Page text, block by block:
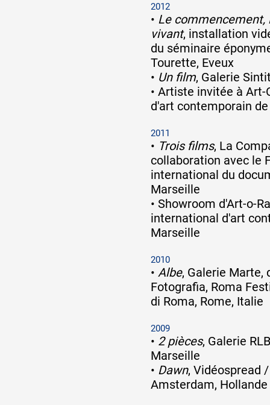
Année par année
Collection vidéos
Candidater
2012
• Le commencement,
vivant, installation
du séminaire
Tourette, Eveux
• Un film, Galerie
• Artiste invitée à Art-
d'art contemporain
2011
• Trois films, La
collaboration avec le
international du
Marseille
• Showroom d'Art-o-
international d'art
Marseille
2010
• Albe, Galerie Marte,
Fotografia, Roma
di Roma, Rome, Italie
2009
• 2 pièces, Galerie
Marseille
• Dawn, Vidéospread
Amsterdam, Hollande